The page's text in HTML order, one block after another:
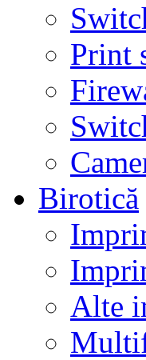
Print
Birotică
Alte